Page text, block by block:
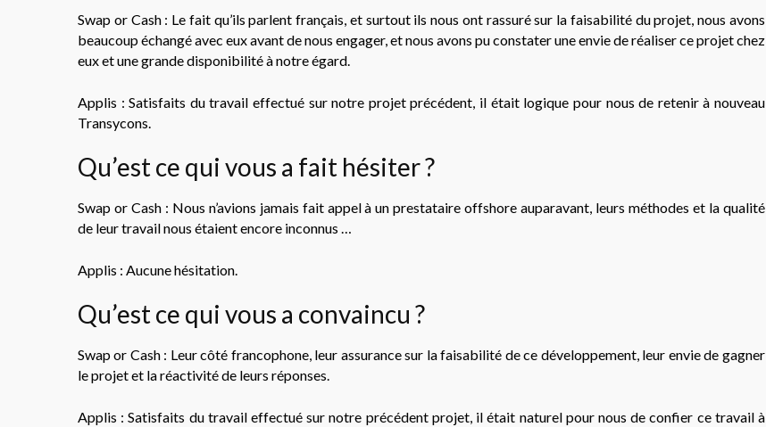
Swap or Cash : Le fait qu’ils parlent français, et surtout ils nous ont rassuré sur la faisabilité du projet, nous avons
beaucoup échangé avec eux avant de nous engager, et nous avons pu constater une envie de réaliser ce projet chez
eux et une grande disponibilité à notre égard.
Applis : Satisfaits du travail effectué sur notre projet précédent, il était logique pour nous de retenir à nouveau
Transycons.
Qu’est ce qui vous a fait hésiter ?
Swap or Cash : Nous n’avions jamais fait appel à un prestataire offshore auparavant, leurs méthodes et la qualité
de leur travail nous étaient encore inconnus …
Applis : Aucune hésitation.
Qu’est ce qui vous a convaincu ?
Swap or Cash : Leur côté francophone, leur assurance sur la faisabilité de ce développement, leur envie de gagner
le projet et la réactivité de leurs réponses.
Applis : Satisfaits du travail effectué sur notre précédent projet, il était naturel pour nous de confier ce travail à